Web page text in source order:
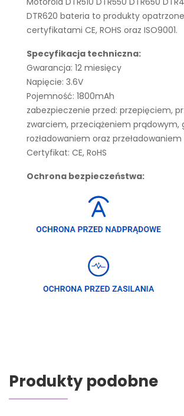
DTR620 bateria to produkty opatrzone
certyfikatami CE, ROHS oraz ISO9001.
Specyfikacja techniczna:
Gwarancja: 12 miesięcy
Napięcie: 3.6V
Pojemność: 1800mAh
zabezpieczenie przed: przepięciem,
zwarciem, przeciążeniem prądowym,
rozładowaniem oraz przeładowaniem
Certyfikat: CE, RoHS
Ochrona bezpieczeństwa:
Produkty podobne